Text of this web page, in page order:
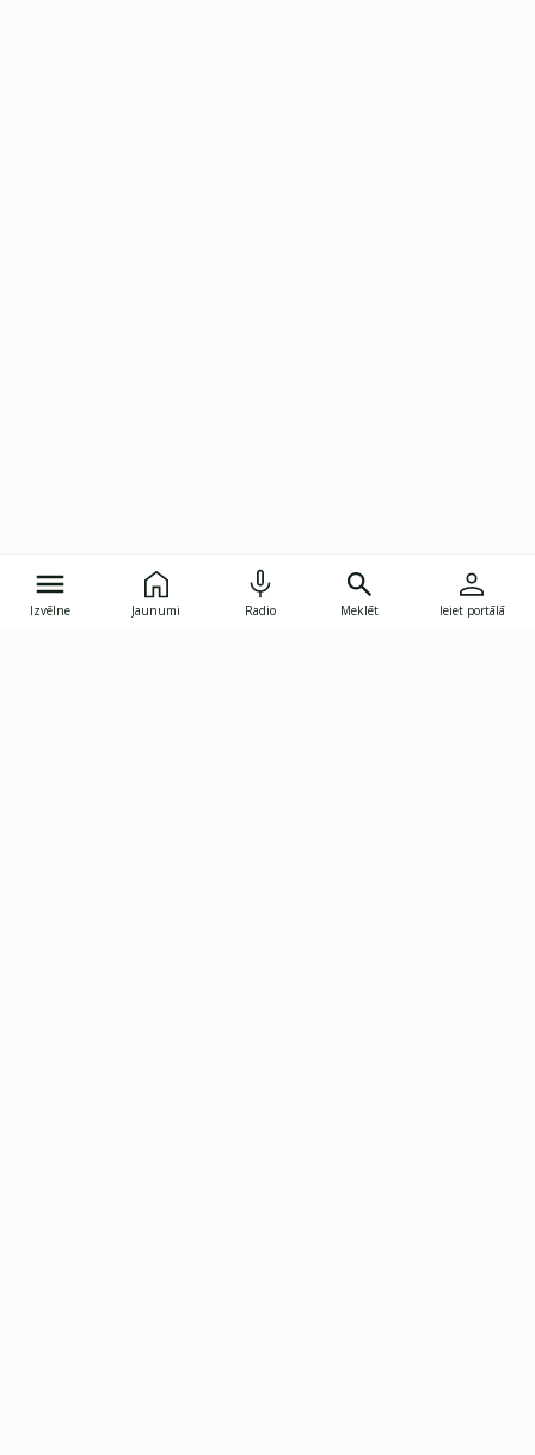
Izvēlne Jaunumi Radio Meklēt Ieiet portālā